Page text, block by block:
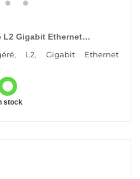
L2 Gigabit Ethernet
L2, Gigabit Ethernet
stock